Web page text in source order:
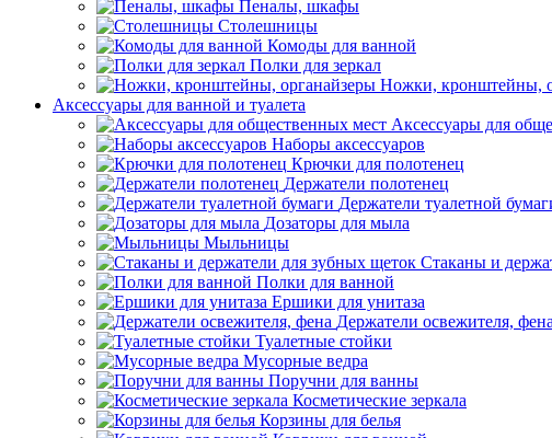
Пеналы, шкафы
Столешницы
Комоды для ванной
Полки для зеркал
Ножки, кронштейны,
Аксессуары для ванной и туалета
Аксессуары для
Наборы аксессуаров
Крючки для полотенец
Держатели полотенец
Держатели туалетной
Дозаторы для мыла
Мыльницы
Стаканы и
Полки для ванной
Ершики для унитаза
Держатели освежителя, фена
Туалетные стойки
Мусорные ведра
Поручни для ванны
Косметические зеркала
Корзины для белья